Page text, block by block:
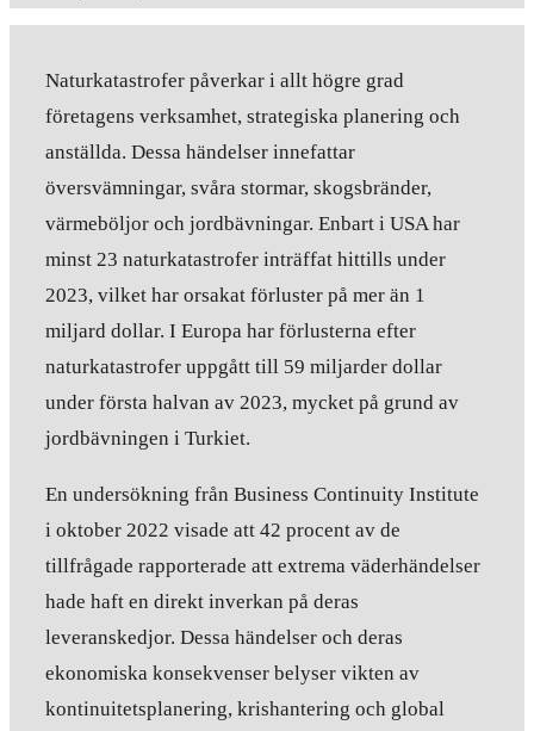
Naturkatastrofer påverkar i allt högre grad
företagens verksamhet, strategiska planering och
anställda. Dessa händelser innefattar
översvämningar, svåra stormar, skogsbränder,
värmeböljor och jordbävningar. Enbart i USA har
minst 23 naturkatastrofer inträffat hittills under
2023, vilket har orsakat förluster på mer än 1
miljard dollar. I Europa har förlusterna efter
naturkatastrofer uppgått till 59 miljarder dollar
under första halvan av 2023, mycket på grund av
jordbävningen i Turkiet.
En undersökning från Business Continuity Institute
i oktober 2022 visade att 42 procent av de
tillfrågade rapporterade att extrema väderhändelser
hade haft en direkt inverkan på deras
leveranskedjor. Dessa händelser och deras
ekonomiska konsekvenser belyser vikten av
kontinuitetsplanering, krishantering och global